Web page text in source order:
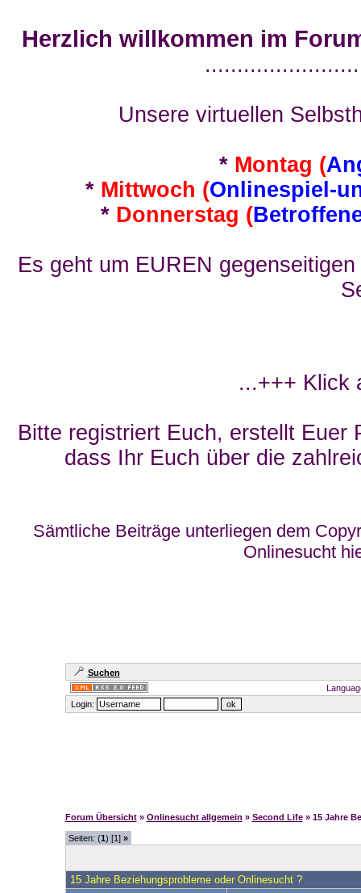
Herzlich willkommen im
Unsere virtuellen
* Montag (
* Mittwoch (Onlinespiel-
* Donnerstag (
Es geht um EUREN
...+++ Klick
Bitte registriert Euch, erstellt Euer
dass Ihr Euch über die
Sämtliche Beiträge unterliegen dem
Onlinesucht
Suchen
Login:
Forum Übersicht » Onlinesucht allgemein » Second Life » 15 Jahre
Seiten: (1) [1] »
15 Jahre Beziehungsprobleme oder Onlinesucht ?